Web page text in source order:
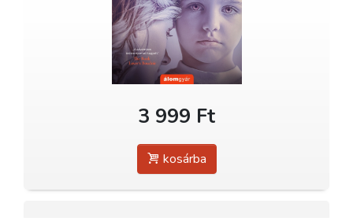
3 999 Ft
kosárba